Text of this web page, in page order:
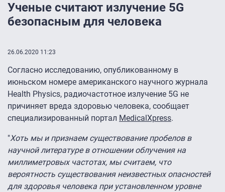
Ученые считают излучение 5G
безопасным для человека
26.06.2020 11:23
Согласно исследованию, опубликованному в
июньском номере американского научного журнала
Health Physics, радиочастотное излучение 5G не
причиняет вреда здоровью человека, сообщает
специализированный портал MedicalXpress.
"Хоть мы и признаем существование пробелов в
научной литературе в отношении облучения на
миллиметровых частотах, мы считаем, что
вероятность существования неизвестных опасностей
для здоровья человека при установленном уровне